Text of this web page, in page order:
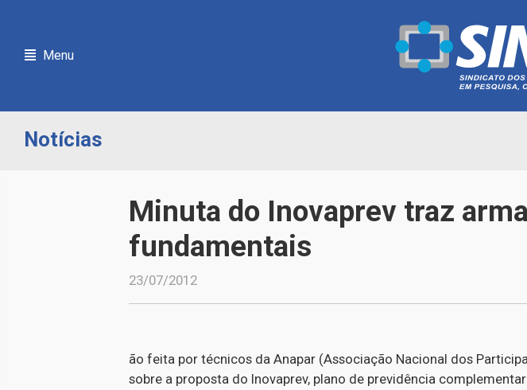
Menu
Notícias
Minuta do Inovaprev traz
fundamentais
23/07/2012
ão feita por técnicos da Anapar (Associação Nacional dos
sobre a proposta do Inovaprev, plano de previdência